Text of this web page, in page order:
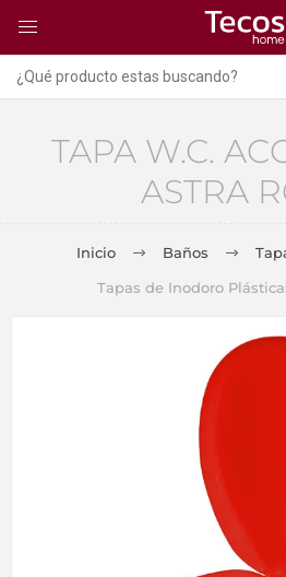
TAPA W.C.
ASTRA
Inicio Baños
Tapas de Inodoro